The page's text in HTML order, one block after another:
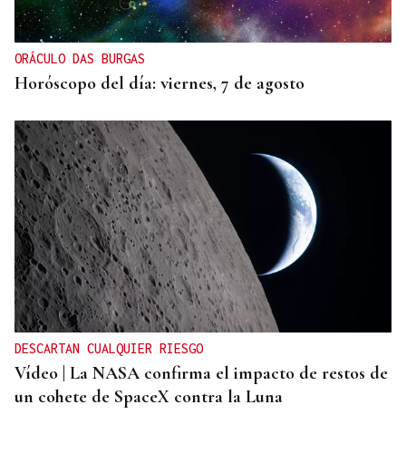
ORÁCULO DAS BURGAS
Horóscopo del día: viernes, 7 de agosto
DESCARTAN CUALQUIER RIESGO
Vídeo | La NASA confirma el impacto de restos de
un cohete de SpaceX contra la Luna